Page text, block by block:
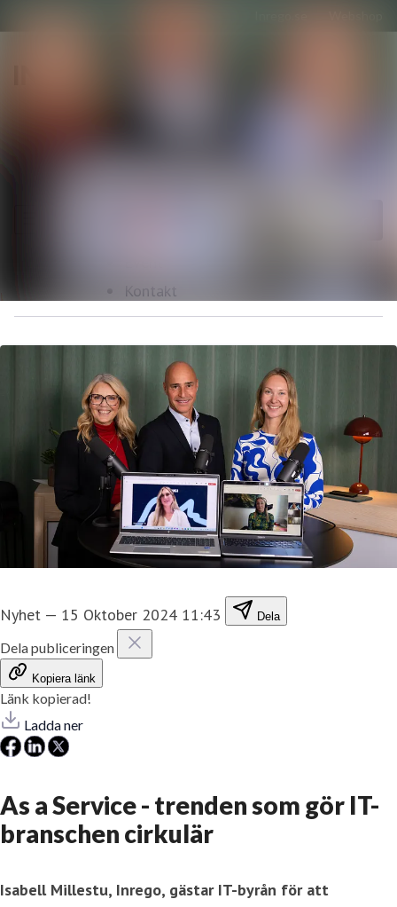
Kontakt
Nyhet — 15 Oktober 2024 11:43 Dela
Dela publiceringen
Kopiera länk
Länk kopierad!
Ladda ner
As a Service - trenden som gör IT-
branschen cirkulär
Isabell Millestu, Inrego, gästar IT-byrån för att